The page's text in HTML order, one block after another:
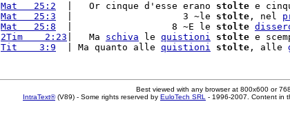
Mat   25:2
  |   Or cinque d'esse erano
stolte e
Mat   25:3
  |                    3 ~le
stolte , nel
Mat   25:8
  |                  8 ~E le
stolte
2Tim    2:23 |   Ma schiva le quistioni stolte e
Tit    3:9
  | Ma quanto alle
quistioni stolte , alle
Best viewed with any browser at 800x600 or
IntraText®(V89) - Some rights reserved by EuloTech SRL - 1996-2007. Content in